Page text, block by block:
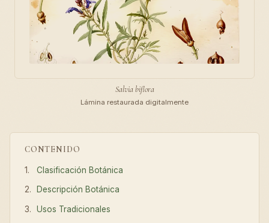
CONTENIDO
Clasificación Botánica
Descripción Botánica
Usos Tradicionales
Salvia biflora
Lámina restaurada digitalmente